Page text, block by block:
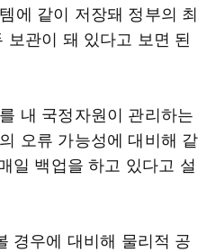
에 같이 저장돼 정부의 최
관이 돼 있다고 보면 된
내 국정자원이 관리하는
오류 가능성에 대비해 같
일 백업을 하고 있다고 설
경우에 대비해 물리적 공